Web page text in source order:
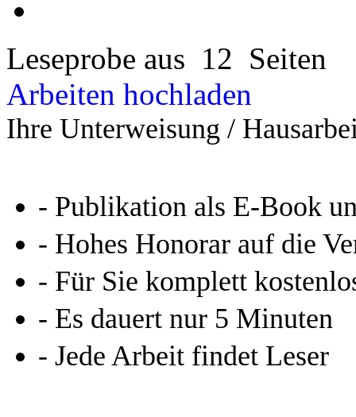
Leseprobe aus 12 Seiten
Arbeiten hochladen
Ihre Unterweisung /
- Publikation als E-Book
- Hohes Honorar auf die
- Für Sie komplett
- Es dauert nur 5 Minuten
- Jede Arbeit findet Leser